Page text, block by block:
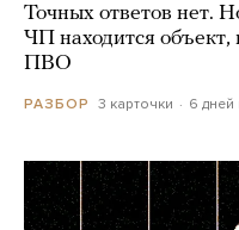
Точных ответов нет.
ЧП находится
ПВО
РАЗБОР 3 карточки 6 дней